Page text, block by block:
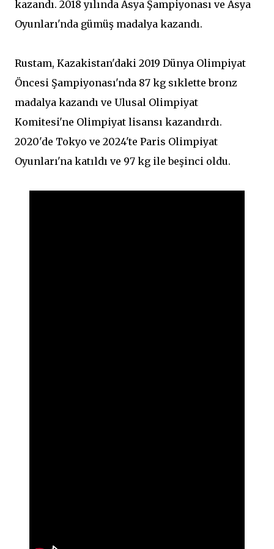
kazandı. 2018 yılında Asya Şampiyonası ve Asya
Oyunları'nda gümüş madalya kazandı.
Rustam, Kazakistan'daki 2019 Dünya Olimpiyat
Öncesi Şampiyonası'nda 87 kg sıklette bronz
madalya kazandı ve Ulusal Olimpiyat
Komitesi'ne Olimpiyat lisansı kazandırdı.
2020'de Tokyo ve 2024'te Paris Olimpiyat
Oyunları'na katıldı ve 97 kg ile beşinci oldu.